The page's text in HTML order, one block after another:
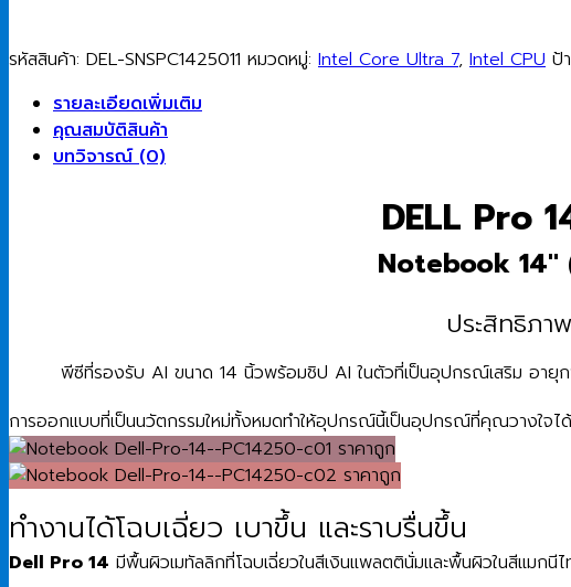
ชิ้น
รหัสสินค้า: DEL-SNSPC1425011 หมวดหมู่: Intel Core Ultra 7, Intel CPU ป้
รายละเอียดเพิ่มเติม
คุณสมบัติสินค้า
บทวิจารณ์ (0)
DELL Pro
Notebook 14″
ประสิทธิภา
พีซีที่รองรับ AI ขนาด 14 นิ้วพร้อมชิป AI ในตัวที่เป็นอุปกรณ์เสริม อายุก
การออกแบบที่เป็นนวัตกรรมใหม่ทั้งหมดทําให้อุปกรณ์นี้เป็นอุปกรณ์ที่คุณวางใ
ทํางานได้โฉบเฉี่ยว เบาขึ้น และราบรื่นขึ้น
Dell Pro 14 มีพื้นผิวเมทัลลิกที่โฉบเฉี่ยวในสีเงินแพลตตินั่มและพื้นผิวในสีแมกนี